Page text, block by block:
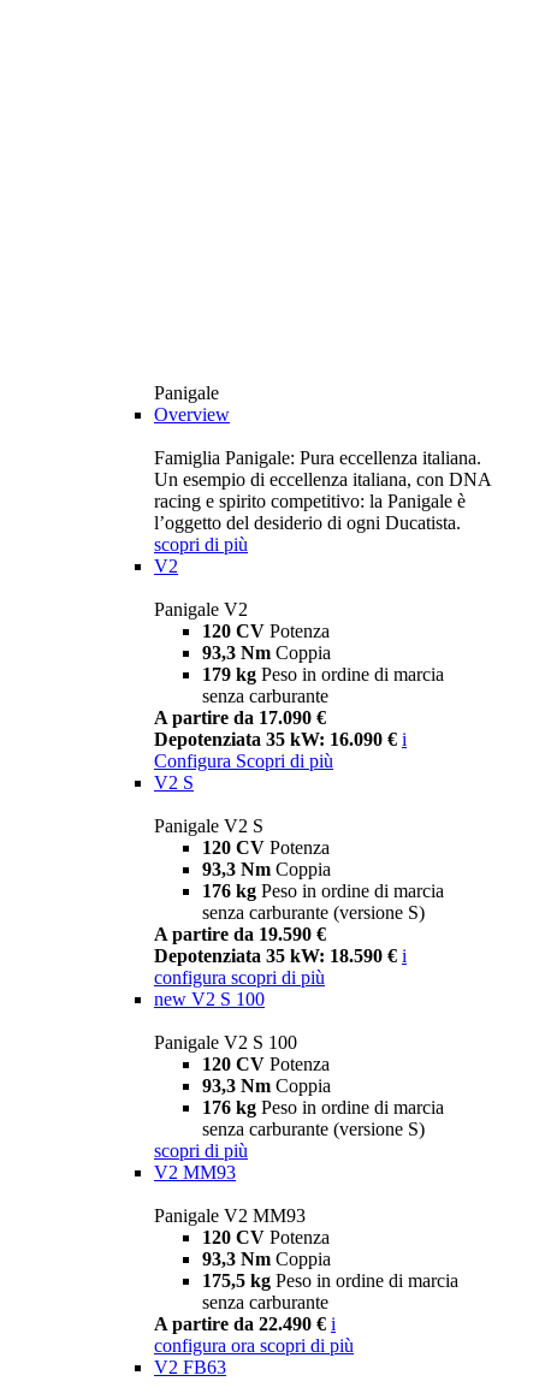
Panigale
Overview
Famiglia Panigale: Pura eccellenza italiana.
Un esempio di eccellenza italiana, con DNA
racing e spirito competitivo: la Panigale è
l’oggetto del desiderio di ogni Ducatista.
scopri di più
V2
Panigale V2
120 CV Potenza
93,3 Nm Coppia
179 kg Peso in ordine di marcia
senza carburante
A partire da 17.090 €
Depotenziata 35 kW: 16.090 € i
Configura Scopri di più
V2 S
Panigale V2 S
120 CV Potenza
93,3 Nm Coppia
176 kg Peso in ordine di marcia
senza carburante (versione S)
A partire da 19.590 €
Depotenziata 35 kW: 18.590 € i
configura scopri di più
new V2 S 100
Panigale V2 S 100
120 CV Potenza
93,3 Nm Coppia
176 kg Peso in ordine di marcia
senza carburante (versione S)
scopri di più
V2 MM93
Panigale V2 MM93
120 CV Potenza
93,3 Nm Coppia
175,5 kg Peso in ordine di marcia
senza carburante
A partire da 22.490 € i
configura ora scopri di più
V2 FB63